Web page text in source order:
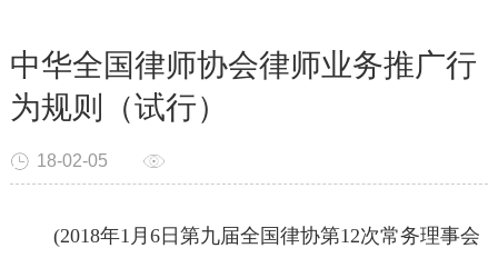
中华全国律师协会律师业务推广行
为规则（试行）
18-02-05
(2018年1月6日第九届全国律协第12次常务理事会